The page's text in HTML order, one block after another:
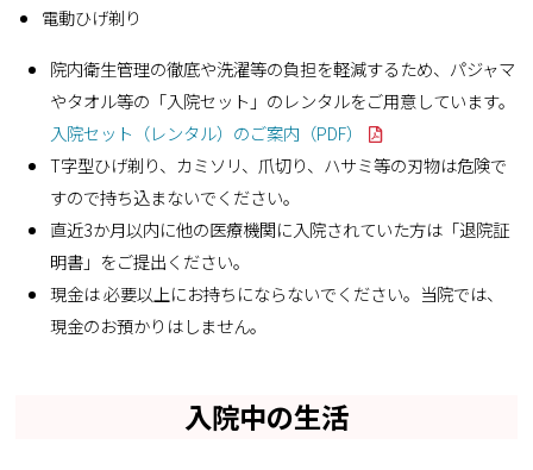
電動ひげ剃り
院内衛生管理の徹底や洗濯等の負担を軽減するため、パジャマ
やタオル等の「入院セット」のレンタルをご用意しています。
入院セット（レンタル）のご案内（PDF）
T字型ひげ剃り、カミソリ、爪切り、ハサミ等の刃物は危険で
すので持ち込まないでください。
直近3か月以内に他の医療機関に入院されていた方は「退院証
明書」をご提出ください。
現金は 必要以上にお持ちにならないでください。当院では、
現金のお預かりはしません。
入院中の生活